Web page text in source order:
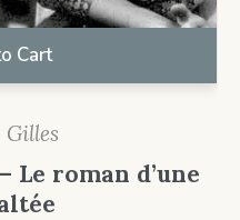
Cart
Gilles
roman d’une